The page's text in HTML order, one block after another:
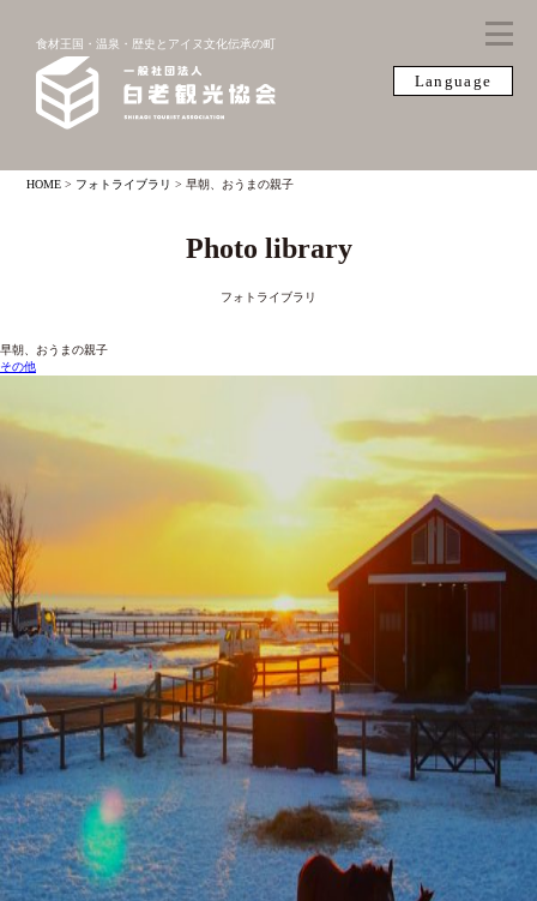
Language
食材王国・温泉・歴史とアイヌ文化伝承の町
HOME > フォトライブラリ >早朝、おうまの親子
Photo library
フォトライブラリ
早朝、おうまの親子
その他